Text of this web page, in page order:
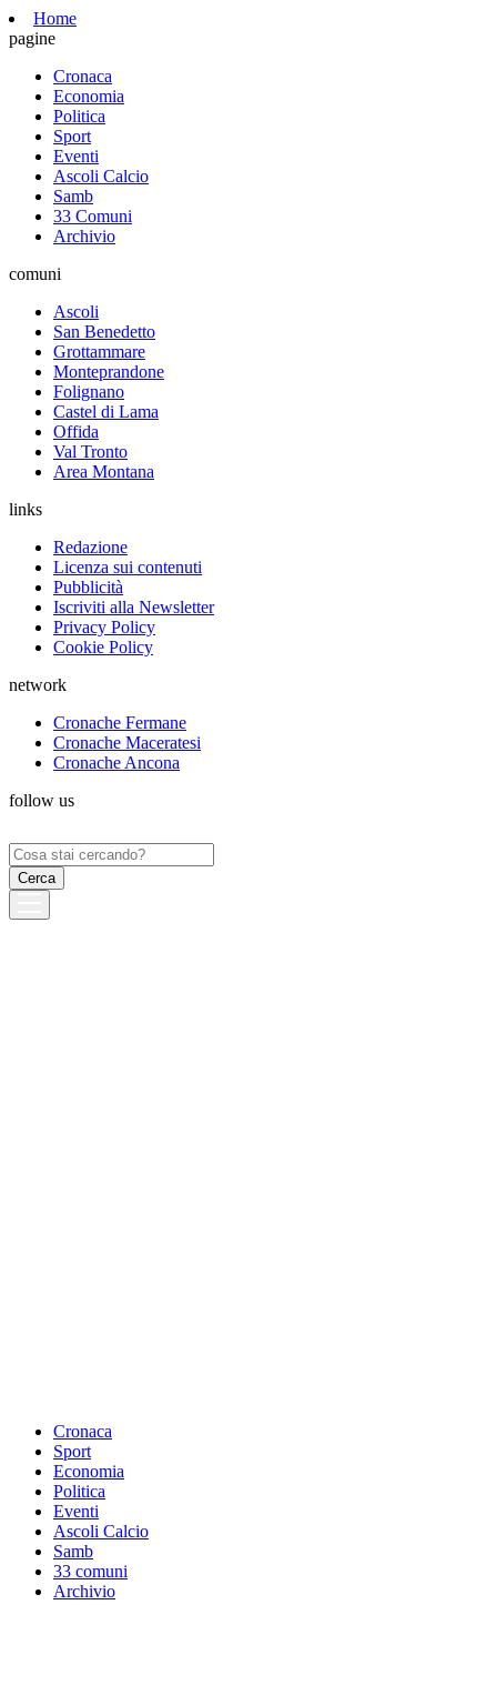
Home
pagine
Cronaca
Economia
Politica
Sport
Eventi
Ascoli Calcio
Samb
33 Comuni
Archivio
comuni
Ascoli
San Benedetto
Grottammare
Monteprandone
Folignano
Castel di Lama
Offida
Val Tronto
Area Montana
links
Redazione
Licenza sui contenuti
Pubblicità
Iscriviti alla Newsletter
Privacy Policy
Cookie Policy
network
Cronache Fermane
Cronache Maceratesi
Cronache Ancona
follow us
Ricerca
per:
Cronaca
Sport
Economia
Politica
Eventi
Ascoli Calcio
Samb
33 comuni
Archivio